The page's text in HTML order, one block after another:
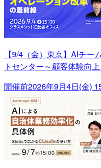
【9/4（金）東京】AIチ
トセンター～顧客体験向
開催前2026年9月4日(金)